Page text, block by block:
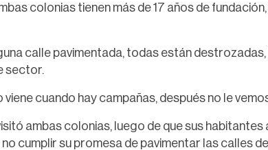
colonias tienen más de 17 años de
calle pavimentada, todas están
sector.
cuando hay campañas, después no le
ambas colonias, luego de que sus
cumplir su promesa de pavimentar las calles